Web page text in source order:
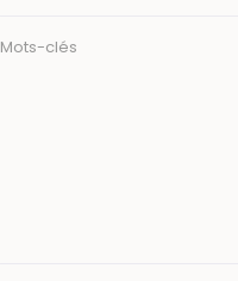
Mots-clés